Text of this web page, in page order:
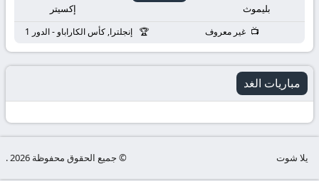
بليموث إكسيتر
غير معروف إنجلترا, كأس الكاراباو - الدور 1
مباريات الغد
يلا شوت © جميع الحقوق محفوظة 2026 .